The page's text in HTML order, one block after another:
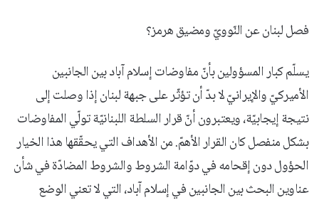
فصل لبنان عن النّوويّ ومضيق هرمز؟
يسلّم كبار المسؤولين بأنّ مفاوضات إسلام آباد بين الجانبين
الأميركيّ والإيرانيّ لا بدّ أن تؤثّر على جبهة لبنان إذا وصلت إلى
نتيجة إيجابيّة، ويعتبرون أنّ قرار السلطة اللبنانيّة تولّي المفاوضات
بشكل منفصل كان القرار الأهمّ. من الأهداف التي يحقّقها هذا الخيار
الحؤول دون إقحامه في دوّامة الشروط والشروط المضادّة في شأن
عناوين البحث بين الجانبين في إسلام آباد، التي لا تعني الوضع